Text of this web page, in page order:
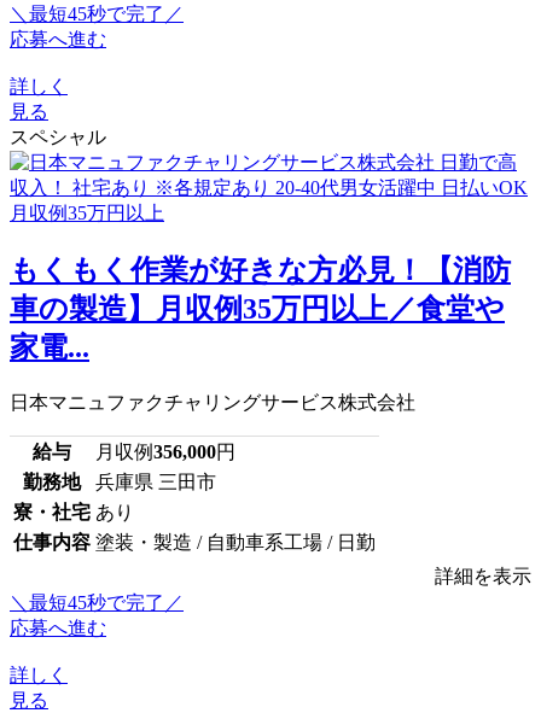
＼最短45秒で完了／
応募へ進む
詳しく
見る
スペシャル
もくもく作業が好きな方必見！【消防
車の製造】月収例35万円以上／食堂や
家電...
日本マニュファクチャリングサービス株式会社
給与 月収例356,000円
勤務地
兵庫県 三田市
寮・社宅 あり
仕事内容 塗装・製造 / 自動車系工場 / 日勤
詳細を表示
＼最短45秒で完了／
応募へ進む
詳しく
見る